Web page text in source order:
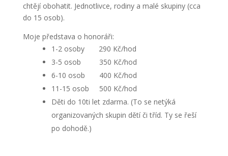
chtějí obohatit. Jednotlivce, rodiny a malé skupiny (cca
do 15 osob).
Moje představa o honoráři:
1-2 osoby 290 Kč/hod
3-5 osob 350 Kč/hod
6-10 osob 400 Kč/hod
11-15 osob 500 Kč/hod
Děti do 10ti let zdarma. (To se netýká
organizovaných skupin dětí či tříd. Ty se řeší
po dohodě.)